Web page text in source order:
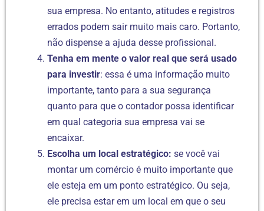
sua empresa. No entanto, atitudes e registros
errados podem sair muito mais caro. Portanto,
não dispense a ajuda desse profissional.
Tenha em mente o valor real que será usado
para investir: essa é uma informação muito
importante, tanto para a sua segurança
quanto para que o contador possa identificar
em qual categoria sua empresa vai se
encaixar.
Escolha um local estratégico: se você vai
montar um comércio é muito importante que
ele esteja em um ponto estratégico. Ou seja,
ele precisa estar em um local em que o seu